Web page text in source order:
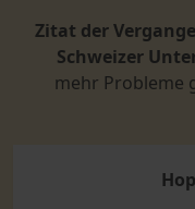
Zitat der
Schweizer
mehr Probleme